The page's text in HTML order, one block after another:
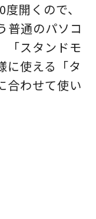
開くので、
普通のパソコ
「スタンドモ
に使える「タ
合わせて使い